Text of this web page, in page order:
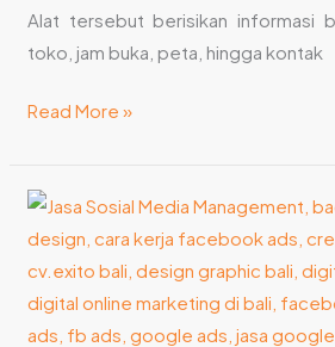
Alat tersebut berisikan informasi
toko, jam buka, peta, hingga kontak
Read More »
Cara
Website
Development
Services
Membantu